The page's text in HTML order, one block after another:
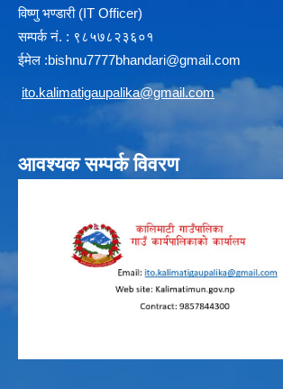
विष्णु भण्डारी (IT Officer)
सम्पर्क न‌ं. : ९८५७८२३६०१
ईमेल :bishnu7777bhandari@gmail.com
ito.kalimatigaupalika@gmail.com
आवश्यक सम्पर्क विवरण